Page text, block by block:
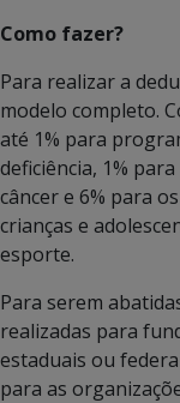
Como fazer?
Para realizar a
modelo completo.
até 1% para
deficiência, 1%
câncer e 6% para
crianças e
esporte.
Para serem
realizadas para
estaduais ou
para as